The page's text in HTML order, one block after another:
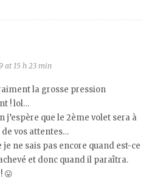
at 15 h 23 min
la grosse pression
! lol…
j’espère que le 2ème volet sera à
vos attentes…
je ne sais pas encore quand est-ce
et donc quand il paraîtra.
😛